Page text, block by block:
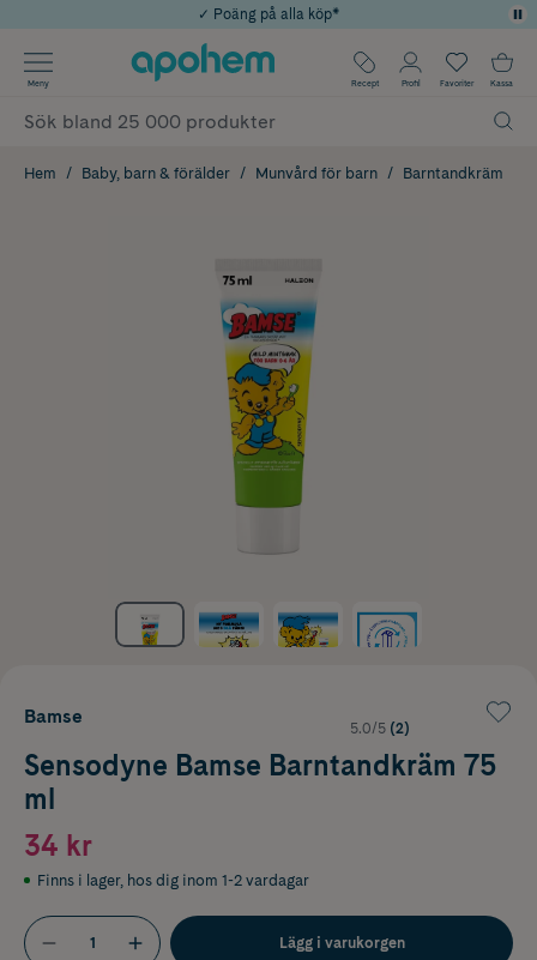
Årets Butik 2025 inom Skönhet
Använd kod: SOMMAR20 för 20% över 649kr
✓ Rådgivning från farmaceuter & hudterapeuter
✓ Poäng på alla köp*
Meny Recept Profil Favoriter Kassa
Hem Baby, barn & förälder Munvård för barn Barntandkräm
Bamse
5.0/5 (2)
Sensodyne Bamse Barntandkräm 75
ml
34 kr
Finns i lager, hos dig inom 1-2 vardagar
Lägg i varukorgen